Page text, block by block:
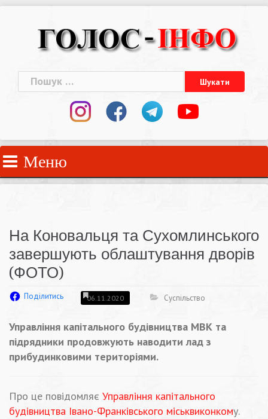
Пошук:
Меню
На Коновальця та Сухомлинського
завершують облаштування дворів
(ФОТО)
Поділитись 06.11.2020 Суспільство
Управління капітального будівництва МВК та
підрядники продовжують наводити лад з
прибудинковими територіями.
Про це повідомляє Управління капітального
будівництва Івано-Франківського міськвиконкому.